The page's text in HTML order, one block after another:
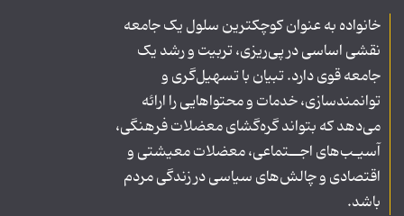
خانواده به عنوان کوچکترین سلول یک جامعه
نقشی اساسی در پی‌ریزی، تربیت و رشد یک
جامعه قوی دارد. تبیان با تسهیل‌گری و
توانمندسازی، خدمات و محتواهایی را ارائه
می‌دهد که بتواند گره‌گشای معضلات فرهنگی،
آسیـب‌های اجــتماعی، معضلات معیشتی و
اقتصادی و چالش‌های سیاسی در زندگی مردم
باشد.